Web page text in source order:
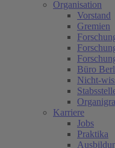
Organisation
Vorstand
Gremien
Büro
Nicht-
Karriere
Jobs
Praktika